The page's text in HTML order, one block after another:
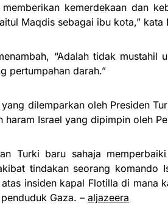
kemerdekaan dan
Maqdis sebagai ibu kota,” kata
“Adalah tidak
pertumpahan darah.”
dilemparkan oleh Presiden
haram Israel yang dipimpin oleh
Turki baru sahaja
tindakan seorang komando
insiden kapal Flotilla di mana
Gaza. – aljazeera